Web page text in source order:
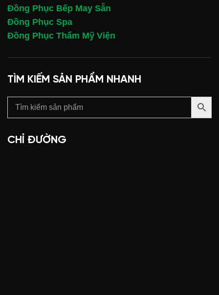
Đồng Phục Bếp May Sẵn
Đồng Phục Spa
Đồng Phục Thẩm Mỹ Viện
TÌM KIẾM SẢN PHẨM NHANH
CHỈ ĐƯỜNG